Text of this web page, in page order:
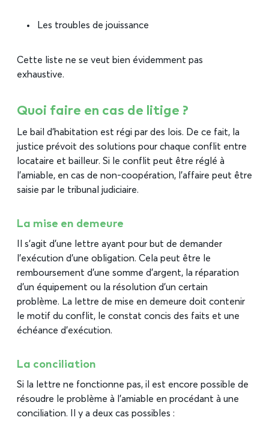
Les troubles de jouissance
Cette liste ne se veut bien évidemment pas
exhaustive.
Quoi faire en cas de litige ?
Le bail d’habitation est régi par des lois. De ce fait, la
justice prévoit des solutions pour chaque conflit entre
locataire et bailleur. Si le conflit peut être réglé à
l’amiable, en cas de non-coopération, l’affaire peut être
saisie par le tribunal judiciaire.
La mise en demeure
Il s’agit d’une lettre ayant pour but de demander
l’exécution d’une obligation. Cela peut être le
remboursement d’une somme d’argent, la réparation
d’un équipement ou la résolution d’un certain
problème. La lettre de mise en demeure doit contenir
le motif du conflit, le constat concis des faits et une
échéance d’exécution.
La conciliation
Si la lettre ne fonctionne pas, il est encore possible de
résoudre le problème à l’amiable en procédant à une
conciliation. Il y a deux cas possibles :